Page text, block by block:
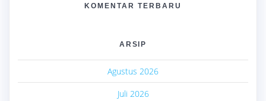
KOMENTAR TERBARU
ARSIP
Agustus 2026
Juli 2026